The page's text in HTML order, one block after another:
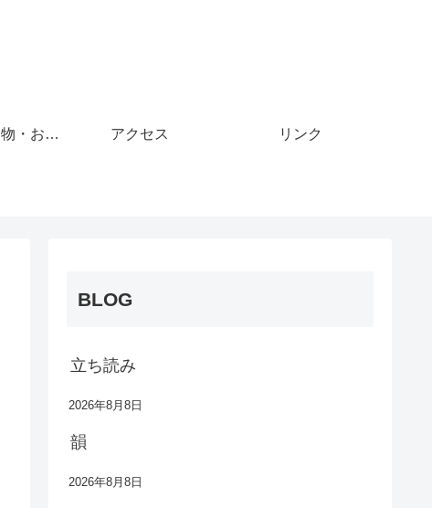
お着替え・持ち物・お願い アクセス リンク
BLOG
立ち読み
2026年8月8日
韻
2026年8月8日